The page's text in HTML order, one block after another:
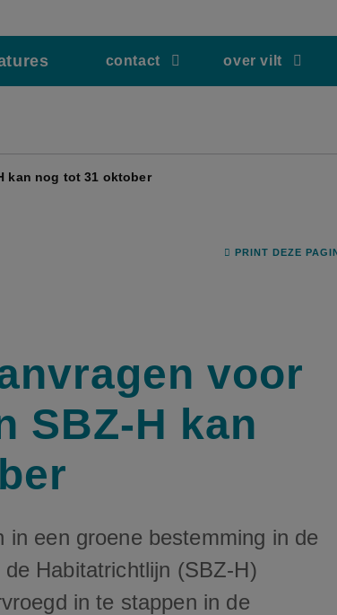
contact over vilt
kan nog tot 31 oktober
PRINT DEZE
voor
SBZ-H kan
in een groene bestemming in de
Habitatrichtlijn (SBZ-H)
in te stappen in de